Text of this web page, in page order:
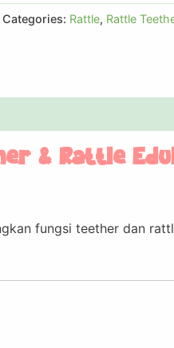
Categories: Rattle, Rattle
& Rattle
fungsi teether dan